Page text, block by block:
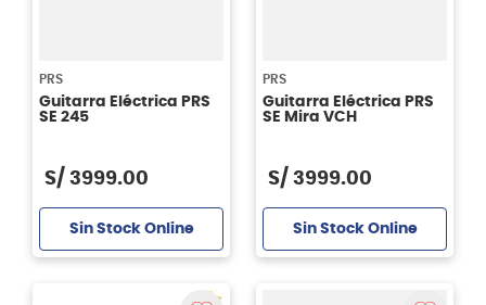
PRS
Guitarra Eléctrica PRS
SE 245
S/ 3999.00
Sin Stock Online
PRS
Guitarra Eléctrica PRS
SE Mira VCH
S/ 3999.00
Sin Stock Online